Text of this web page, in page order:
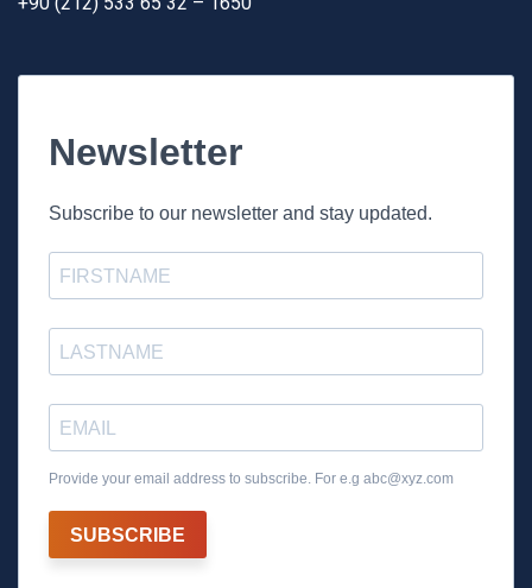
Newsletter
Subscribe to our newsletter and stay updated.
Provide your email address to subscribe. For e.g abc@xyz.com
SUBSCRIBE